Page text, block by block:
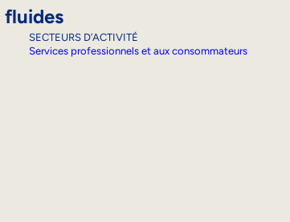
fluides
SECTEURS D’ACTIVITÉ
Services professionnels et aux consommateurs